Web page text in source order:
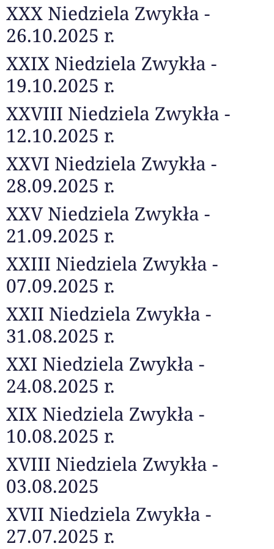
XXX Niedziela Zwykła -
26.10.2025 r.
XXIX Niedziela Zwykła -
19.10.2025 r.
XXVIII Niedziela Zwykła -
12.10.2025 r.
XXVI Niedziela Zwykła -
28.09.2025 r.
XXV Niedziela Zwykła -
21.09.2025 r.
XXIII Niedziela Zwykła -
07.09.2025 r.
XXII Niedziela Zwykła -
31.08.2025 r.
XXI Niedziela Zwykła -
24.08.2025 r.
XIX Niedziela Zwykła -
10.08.2025 r.
XVIII Niedziela Zwykła -
03.08.2025
XVII Niedziela Zwykła -
27.07.2025 r.